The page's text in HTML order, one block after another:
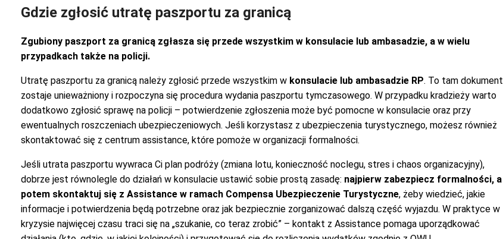
Gdzie zgłosić utratę paszportu za granicą
Zgubiony paszport za granicą zgłasza się przede wszystkim w konsulacie lub ambasadzie, a w wielu
przypadkach także na policji.
Utratę paszportu za granicą należy zgłosić przede wszystkim w konsulacie lub ambasadzie RP. To tam dokument
zostaje unieważniony i rozpoczyna się procedura wydania paszportu tymczasowego. W przypadku kradzieży warto
dodatkowo zgłosić sprawę na policji – potwierdzenie zgłoszenia może być pomocne w konsulacie oraz przy
ewentualnych roszczeniach ubezpieczeniowych. Jeśli korzystasz z ubezpieczenia turystycznego, możesz również
skontaktować się z centrum assistance, które pomoże w organizacji formalności.
Jeśli utrata paszportu wywraca Ci plan podróży (zmiana lotu, konieczność noclegu, stres i chaos organizacyjny),
dobrze jest równolegle do działań w konsulacie ustawić sobie prostą zasadę: najpierw zabezpiecz formalności, a
potem skontaktuj się z Assistance w ramach Compensa Ubezpieczenie Turystyczne, żeby wiedzieć, jakie
informacje i potwierdzenia będą potrzebne oraz jak bezpiecznie zorganizować dalszą część wyjazdu. W praktyce w
kryzysie najwięcej czasu traci się na „szukanie, co teraz zrobić” – kontakt z Assistance pomaga uporządkować